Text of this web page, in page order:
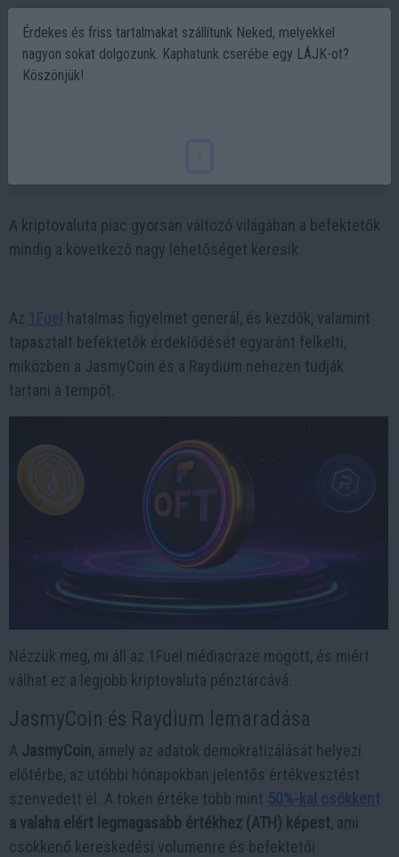
A kriptovaluta piac gyorsan változó világában a befektetők
mindig a következő nagy lehetőséget keresik.
Az 1Fuel
hatalmas figyelmet generál, és kezdők, valamint
tapasztalt befektetők érdeklődését egyaránt felkelti,
miközben a JasmyCoin és a Raydium nehezen tudják
tartani a tempót.
Nézzük meg, mi áll az 1Fuel médiacraze mögött, és miért
válhat ez a legjobb kriptovaluta pénztárcává.
JasmyCoin és Raydium lemaradása
A JasmyCoin, amely az adatok demokratizálását helyezi
előtérbe, az utóbbi hónapokban jelentős értékvesztést
szenvedett el. A token értéke több mint 50%-kal csökkent
a valaha elért legmagasabb értékhez (ATH) képest, ami
csökkenő kereskedési volumenre és befektetői
Érdekes és friss tartalmakat szállítunk Neked, melyekkel
nagyon sokat dolgozunk. Kaphatunk cserébe egy LÁJK-ot?
Köszönjük!